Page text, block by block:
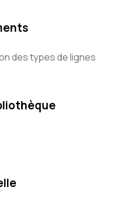
des types de lignes